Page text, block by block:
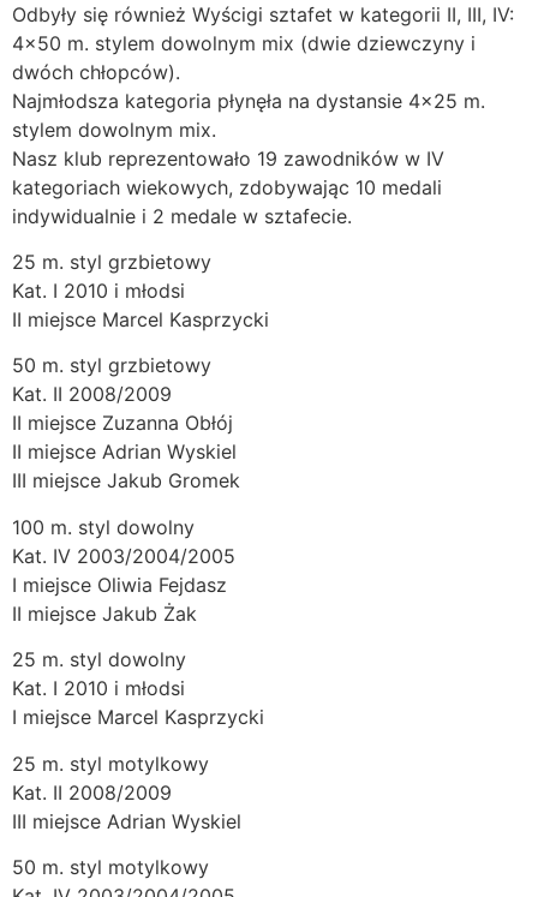
Odbyły się również Wyścigi sztafet w kategorii II, III, IV:
4×50 m. stylem dowolnym mix (dwie dziewczyny i
dwóch chłopców).
Najmłodsza kategoria płynęła na dystansie 4×25 m.
stylem dowolnym mix.
Nasz klub reprezentowało 19 zawodników w IV
kategoriach wiekowych, zdobywając 10 medali
indywidualnie i 2 medale w sztafecie.
25 m. styl grzbietowy
Kat. I 2010 i młodsi
II miejsce Marcel Kasprzycki
50 m. styl grzbietowy
Kat. II 2008/2009
II miejsce Zuzanna Obłój
II miejsce Adrian Wyskiel
III miejsce Jakub Gromek
100 m. styl dowolny
Kat. IV 2003/2004/2005
I miejsce Oliwia Fejdasz
II miejsce Jakub Żak
25 m. styl dowolny
Kat. I 2010 i młodsi
I miejsce Marcel Kasprzycki
25 m. styl motylkowy
Kat. II 2008/2009
III miejsce Adrian Wyskiel
50 m. styl motylkowy